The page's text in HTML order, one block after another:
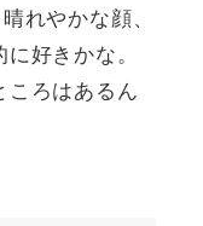
れやかな顔、
好きかな。
ころはあるん